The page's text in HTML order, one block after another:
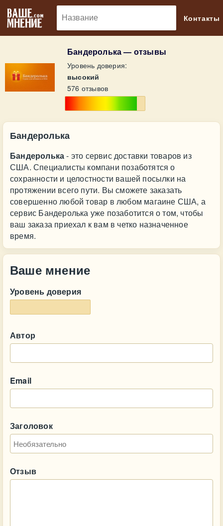
Контакты
Бандеролька — отзывы
Уровень доверия:
высокий
576 отзывов
Бандеролька
Бандеролька- это сервис доставки товаров из
США. Специалисты компани позаботятся о
сохранности и целостности вашей посылки на
протяжении всего пути. Вы сможете заказать
совершенно любой товар в любом магаине США, а
сервис Бандеролька уже позаботится о том, чтобы
ваш заказа приехал к вам в четко назначенное
время.
Ваше мнение
Уровень доверия
Автор
Email
Заголовок
Отзыв